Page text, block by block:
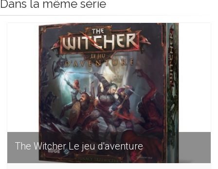
Dans la même série
The Witcher Le jeu d'aventure